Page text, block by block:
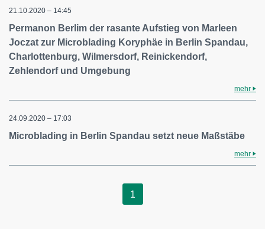
21.10.2020 – 14:45
Permanon Berlim der rasante Aufstieg von Marleen
Joczat zur Microblading Koryphäe in Berlin Spandau,
Charlottenburg, Wilmersdorf, Reinickendorf,
Zehlendorf und Umgebung
mehr
24.09.2020 – 17:03
Microblading in Berlin Spandau setzt neue Maßstäbe
mehr
1